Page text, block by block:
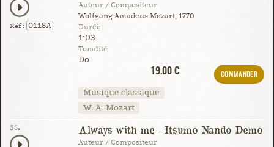
Réf : 0118A
Auteur / Compositeur
Wolfgang Amadeus Mozart, 1770
Durée
1:03
Tonalité
Do
19.00 €
COMMANDER
Musique classique
W. A. Mozart
35. Always with me - Itsumo Nando Demo
Auteur / Compositeur